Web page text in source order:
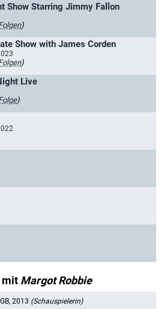
Show Starring Jimmy Fallon
)
Show with James Corden
)
Live
)
mit Margot Robbie
GB, 2013 (Schauspielerin)